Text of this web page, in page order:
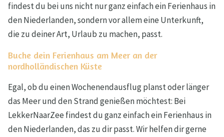
findest du bei uns nicht nur ganz einfach ein Ferienhaus in
den Niederlanden, sondern vor allem eine Unterkunft,
die zu deiner Art, Urlaub zu machen, passt.
Buche dein Ferienhaus am Meer an der
nordholländischen Küste
Egal, ob du einen Wochenendausflug planst oder länger
das Meer und den Strand genießen möchtest: Bei
LekkerNaarZee findest du ganz einfach ein Ferienhaus in
den Niederlanden, das zu dir passt. Wir helfen dir gerne